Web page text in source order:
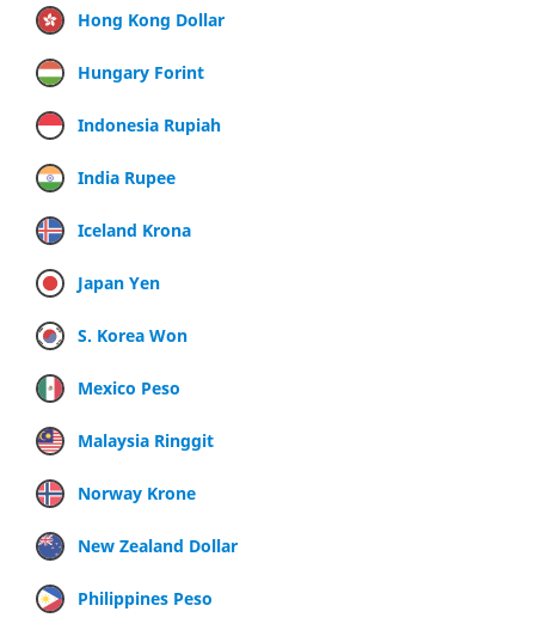
Hong Kong Dollar
Hungary Forint
Indonesia Rupiah
India Rupee
Iceland Krona
Japan Yen
S. Korea Won
Mexico Peso
Malaysia Ringgit
Norway Krone
New Zealand Dollar
Philippines Peso